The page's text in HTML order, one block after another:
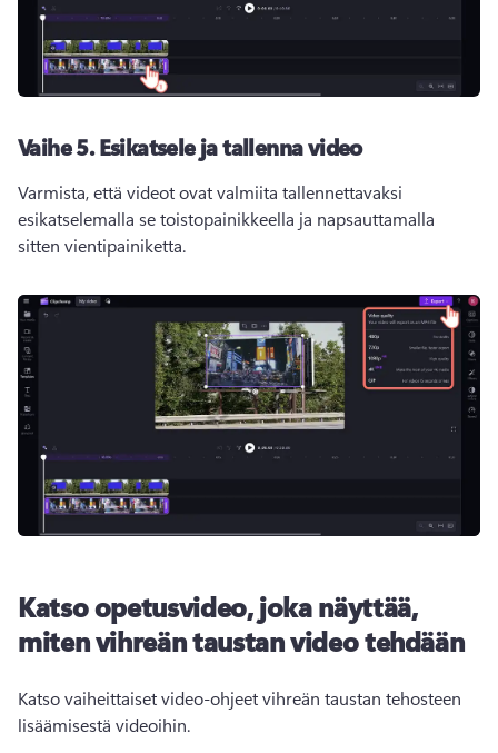
Vaihe 5.Esikatsele ja tallenna video
Varmista, että videot ovat valmiita tallennettavaksi
esikatselemalla se toistopainikkeella ja napsauttamalla
sitten vientipainiketta.
Katso opetusvideo, joka näyttää,
miten vihreän taustan video tehdään
Katso vaiheittaiset video-ohjeet vihreän taustan tehosteen
lisäämisestä videoihin.